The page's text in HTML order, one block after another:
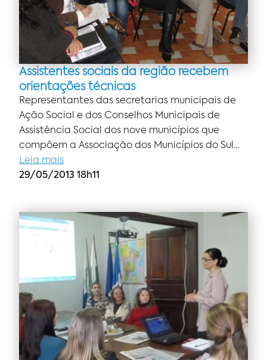
Assistentes sociais da região recebem
orientações técnicas
Representantes das secretarias municipais de
Ação Social e dos Conselhos Municipais de
Assistência Social dos nove municípios que
compõem a Associação dos Municípios do Sul…
Leia mais
29/05/2013 18h11